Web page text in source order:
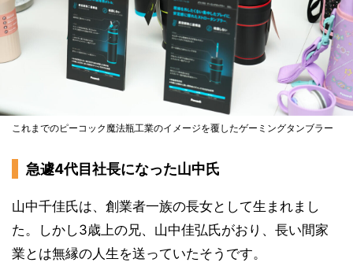
これまでのピーコック魔法瓶工業のイメージを覆したゲーミングタンブラー
急遽4代目社長になった山中氏
山中千佳氏は、創業者一族の長女として生まれまし
た。しかし3歳上の兄、山中佳弘氏がおり、長い間家
業とは無縁の人生を送っていたそうです。